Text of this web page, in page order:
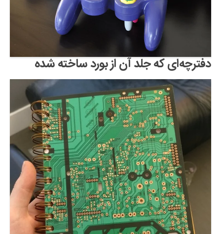
دفترچه‌ای که جلد آن از بورد ساخته شده